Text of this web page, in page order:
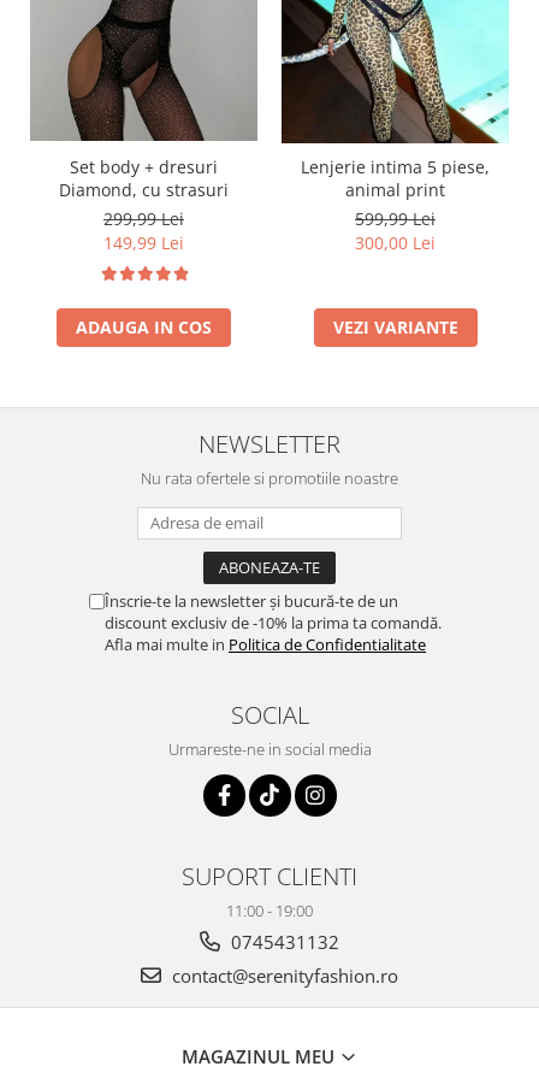
Set body + dresuri
Diamond, cu strasuri
299,99 Lei
149,99 Lei
ADAUGA IN COS
Lenjerie intima 5 piese,
animal print
599,99 Lei
300,00 Lei
VEZI VARIANTE
NEWSLETTER
Nu rata ofertele si promotiile noastre
Înscrie-te la newsletter și bucură-te de un
discount exclusiv de -10% la prima ta comandă.
Afla mai multe in Politica de Confidentialitate
SOCIAL
Urmareste-ne in social media
SUPORT CLIENTI
11:00 - 19:00
0745431132
contact@serenityfashion.ro
MAGAZINUL MEU